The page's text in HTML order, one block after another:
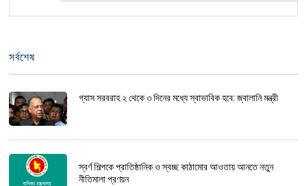
সর্বশেষ
গ্যাস সরবরাহ ২ থেকে ৩ দিনের মধ্যে স্বাভাবিক হবে: জ্বালানি মন্ত্রী
স্বর্ণ শিল্পকে প্রাতিষ্ঠানিক ও স্বচ্ছ কাঠামোর আওতায় আনতে নতুন
নীতিমালা প্রণয়ন